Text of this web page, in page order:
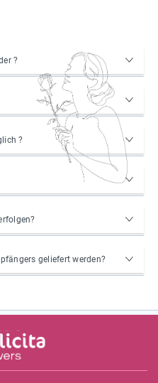
?
?
geliefert werden?